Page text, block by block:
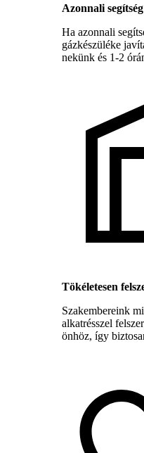
Azonnali segítség
Ha azonnali
gázkészüléke
nekünk és 1-2
Tökéletesen
Szakembereink
alkatrésszel
önhöz, így